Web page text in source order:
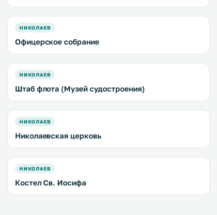
НИКОЛАЕВ
Офицерское собрание
НИКОЛАЕВ
Штаб флота (Музей судостроения)
НИКОЛАЕВ
Николаевская церковь
НИКОЛАЕВ
Костел Св. Иосифа